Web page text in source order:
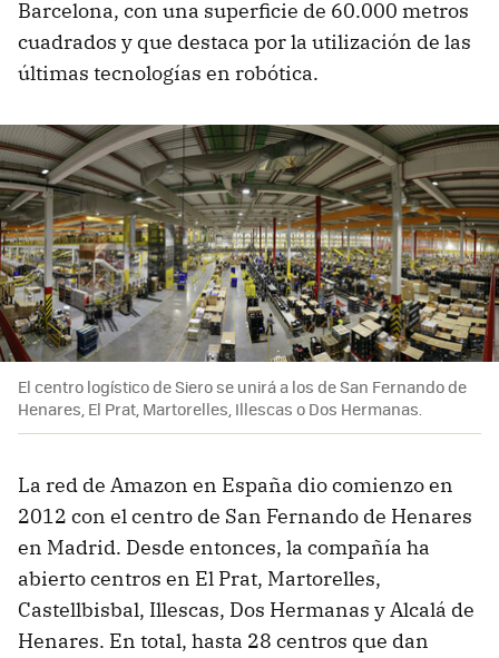
Barcelona, con una superficie de 60.000 metros
cuadrados y que destaca por la utilización de las
últimas tecnologías en robótica.
El centro logístico de Siero se unirá a los de San Fernando de
Henares, El Prat, Martorelles, Illescas o Dos Hermanas.
La red de Amazon en España dio comienzo en
2012 con el centro de San Fernando de Henares
en Madrid. Desde entonces, la compañía ha
abierto centros en El Prat, Martorelles,
Castellbisbal, Illescas, Dos Hermanas y Alcalá de
Henares. En total, hasta 28 centros que dan